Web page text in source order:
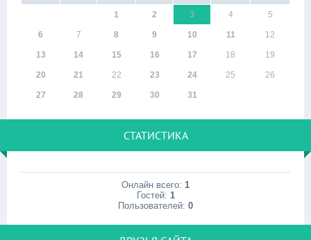
1 2 3 4 5
6 7 8 9 10 11 12
13 14 15 16 17 18 19
20 21 22 23 24 25 26
27 28 29 30 31
СТАТИСТИКА
Онлайн всего: 1
Гостей: 1
Пользователей: 0